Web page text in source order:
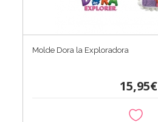
Molde Dora la Exploradora
15,95€